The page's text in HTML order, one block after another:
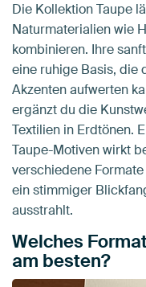
Die Kollektion Taupe
Naturmaterialien wie
kombinieren. Ihre
eine ruhige Basis, die
Akzenten aufwerten
ergänzt du die
Textilien in Erdtönen.
Taupe-Motiven wirkt
verschiedene
ein stimmiger
ausstrahlt.
Welches
am besten?